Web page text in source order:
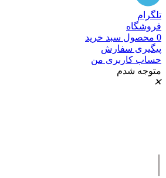
تلگرام
فروشگاه
0 محصول سبد خرید
پیگیری سفارش
حساب کاربری من
متوجه شدم
✕
|